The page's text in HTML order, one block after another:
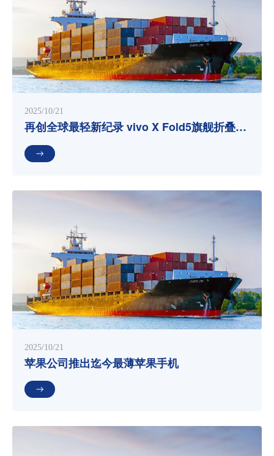
2025/10/21
再创全球最轻新纪录 vivo X Fold5旗舰折叠新
品发布
2025/10/21
苹果公司推出迄今最薄苹果手机